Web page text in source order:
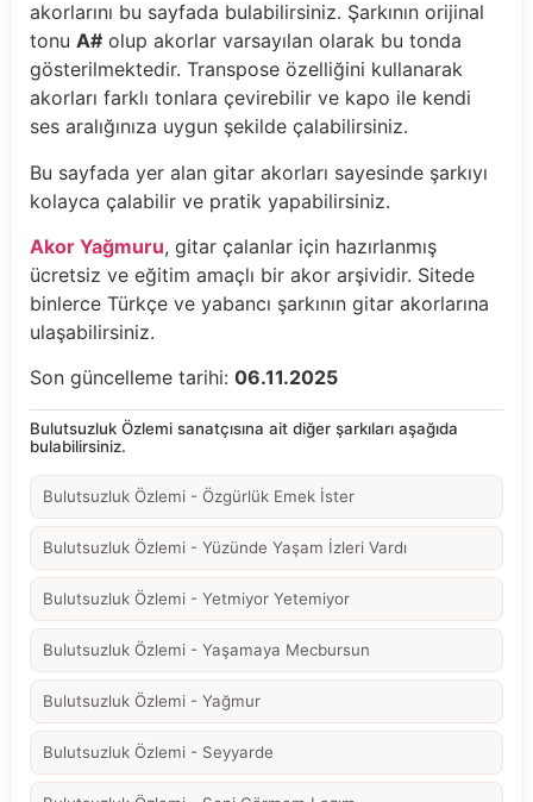
akorlarını bu sayfada bulabilirsiniz. Şarkının orijinal
tonu A# olup akorlar varsayılan olarak bu tonda
gösterilmektedir. Transpose özelliğini kullanarak
akorları farklı tonlara çevirebilir ve kapo ile kendi
ses aralığınıza uygun şekilde çalabilirsiniz.
Bu sayfada yer alan gitar akorları sayesinde şarkıyı
kolayca çalabilir ve pratik yapabilirsiniz.
Akor Yağmuru, gitar çalanlar için hazırlanmış
ücretsiz ve eğitim amaçlı bir akor arşividir. Sitede
binlerce Türkçe ve yabancı şarkının gitar akorlarına
ulaşabilirsiniz.
Son güncelleme tarihi: 06.11.2025
Bulutsuzluk Özlemi sanatçısına ait diğer şarkıları aşağıda
bulabilirsiniz.
Bulutsuzluk Özlemi - Özgürlük Emek İster
Bulutsuzluk Özlemi - Yüzünde Yaşam İzleri Vardı
Bulutsuzluk Özlemi - Yetmiyor Yetemiyor
Bulutsuzluk Özlemi - Yaşamaya Mecbursun
Bulutsuzluk Özlemi - Yağmur
Bulutsuzluk Özlemi - Seyyarde